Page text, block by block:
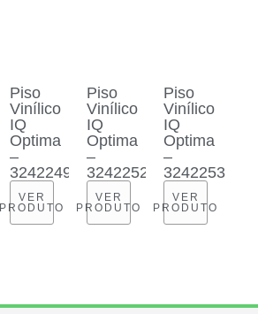
Piso
Vinílico
IQ
Optima
–
3242249
VER
PRODUTO
Piso
Vinílico
IQ
Optima
–
3242252
VER
PRODUTO
Piso
Vinílico
IQ
Optima
–
3242253
VER
PRODUTO